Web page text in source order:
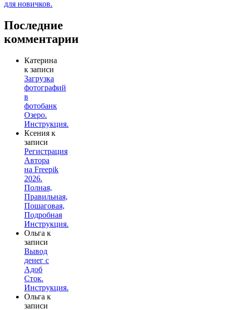
Последние
комментарии
Катерина
к записи
Загрузка
фотографий
в
фотобанк
Озеро.
Инструкция.
Ксения к
записи
Регистрация
Автора
на Freepik
2026.
Полная,
Правильная,
Пошаговая,
Подробная
Инструкция.
Ольга к
записи
Вывод
денег с
Адоб
Сток.
Инструкция.
Ольга к
записи